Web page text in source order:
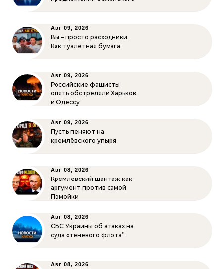
Авг 09, 2026
Вы – просто расходники.
Как туалетная бумага
Авг 09, 2026
Российские фашисты
опять обстреляли Харьков
и Одессу
Авг 09, 2026
Пусть пеняют на
кремлёвского упыря
Авг 08, 2026
Кремлёвский шантаж как
аргумент против самой
Помойки
Авг 08, 2026
СБС Украины об атаках на
суда «теневого флота”
Авг 08, 2026